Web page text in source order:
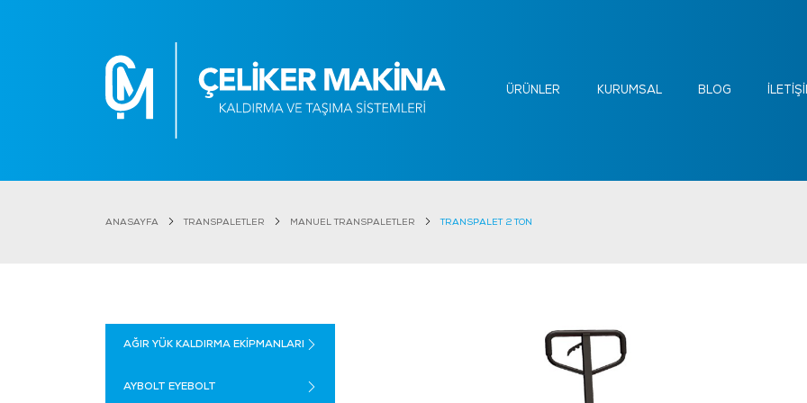
ÜRÜNLER KURUMSAL BLOG
ANASAYFA TRANSPALETLER MANUEL TRANSPALETLER TRANSPALET 2 TON
AĞIR YÜK KALDIRMA EKİPMANLARI
AYBOLT EYEBOLT